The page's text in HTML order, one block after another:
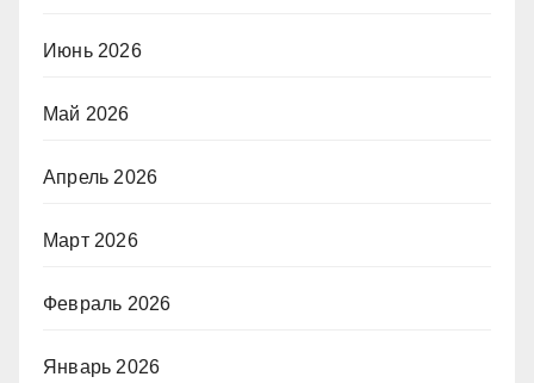
Июнь 2026
Май 2026
Апрель 2026
Март 2026
Февраль 2026
Январь 2026